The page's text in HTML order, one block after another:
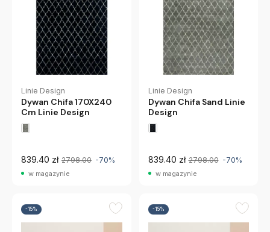
Linie Design
Dywan Chifa 170X240
Cm Linie Design
839.40 zł 2798.00 -70%
w magazynie
Linie Design
Dywan Chifa Sand Linie
Design
839.40 zł 2798.00 -70%
w magazynie
-15% -15%